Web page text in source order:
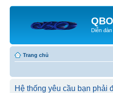
QBO
Diễn
Trang chủ
Hệ thống yêu cầu bạn phải